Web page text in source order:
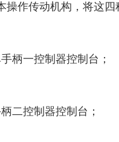
操作传动机构，将这
控制器控制台；
制器控制台；